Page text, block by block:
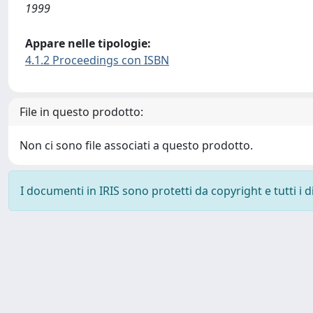
1999
Appare nelle tipologie:
4.1.2 Proceedings con ISBN
File in questo prodotto:
Non ci sono file associati a questo prodotto.
I documenti in IRIS sono protetti da copyright e tutti i